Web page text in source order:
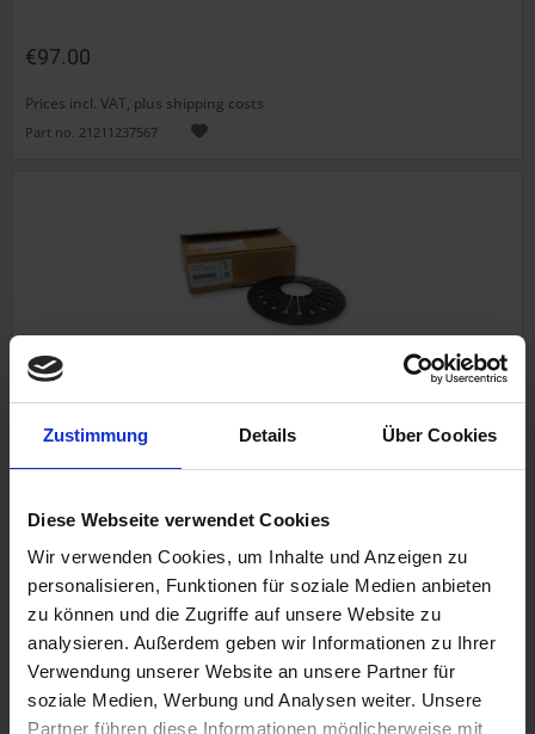
Zustimmung Details Über Cookies
Diese Webseite verwendet Cookies
Wir verwenden Cookies, um Inhalte und Anzeigen zu
personalisieren, Funktionen für soziale Medien anbieten
zu können und die Zugriffe auf unsere Website zu
analysieren. Außerdem geben wir Informationen zu Ihrer
Verwendung unserer Website an unsere Partner für
soziale Medien, Werbung und Analysen weiter. Unsere
Partner führen diese Informationen möglicherweise mit
€97.00
Prices incl. VAT, plus shipping costs
Part no. 21211237567
Clutch diaphragm spring
Original BMW new part
€89.00
Prices incl. VAT, plus shipping costs
Part no. 21211237573